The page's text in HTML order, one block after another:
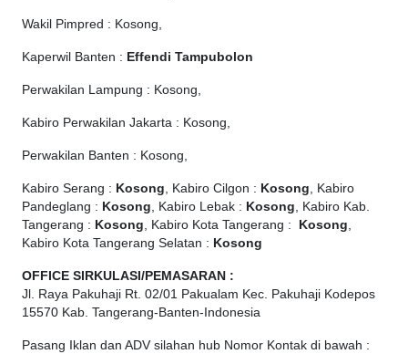
Wakil Pimpred : Kosong,
Kaperwil Banten : Effendi Tampubolon
Perwakilan Lampung : Kosong,
Kabiro Perwakilan Jakarta : Kosong,
Perwakilan Banten : Kosong,
Kabiro Serang : Kosong, Kabiro Cilgon : Kosong, Kabiro
Pandeglang : Kosong, Kabiro Lebak : Kosong, Kabiro Kab.
Tangerang : Kosong, Kabiro Kota Tangerang : Kosong,
Kabiro Kota Tangerang Selatan : Kosong
OFFICE SIRKULASI/PEMASARAN :
Jl. Raya Pakuhaji Rt. 02/01 Pakualam Kec. Pakuhaji Kodepos
15570 Kab. Tangerang-Banten-Indonesia
Pasang Iklan dan ADV silahan hub Nomor Kontak di bawah :